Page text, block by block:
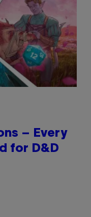
– Every
for D&D